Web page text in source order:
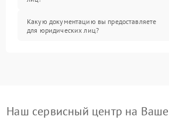
Какую документацию вы предоставляете
для юридических лиц?
Наш сервисный центр на